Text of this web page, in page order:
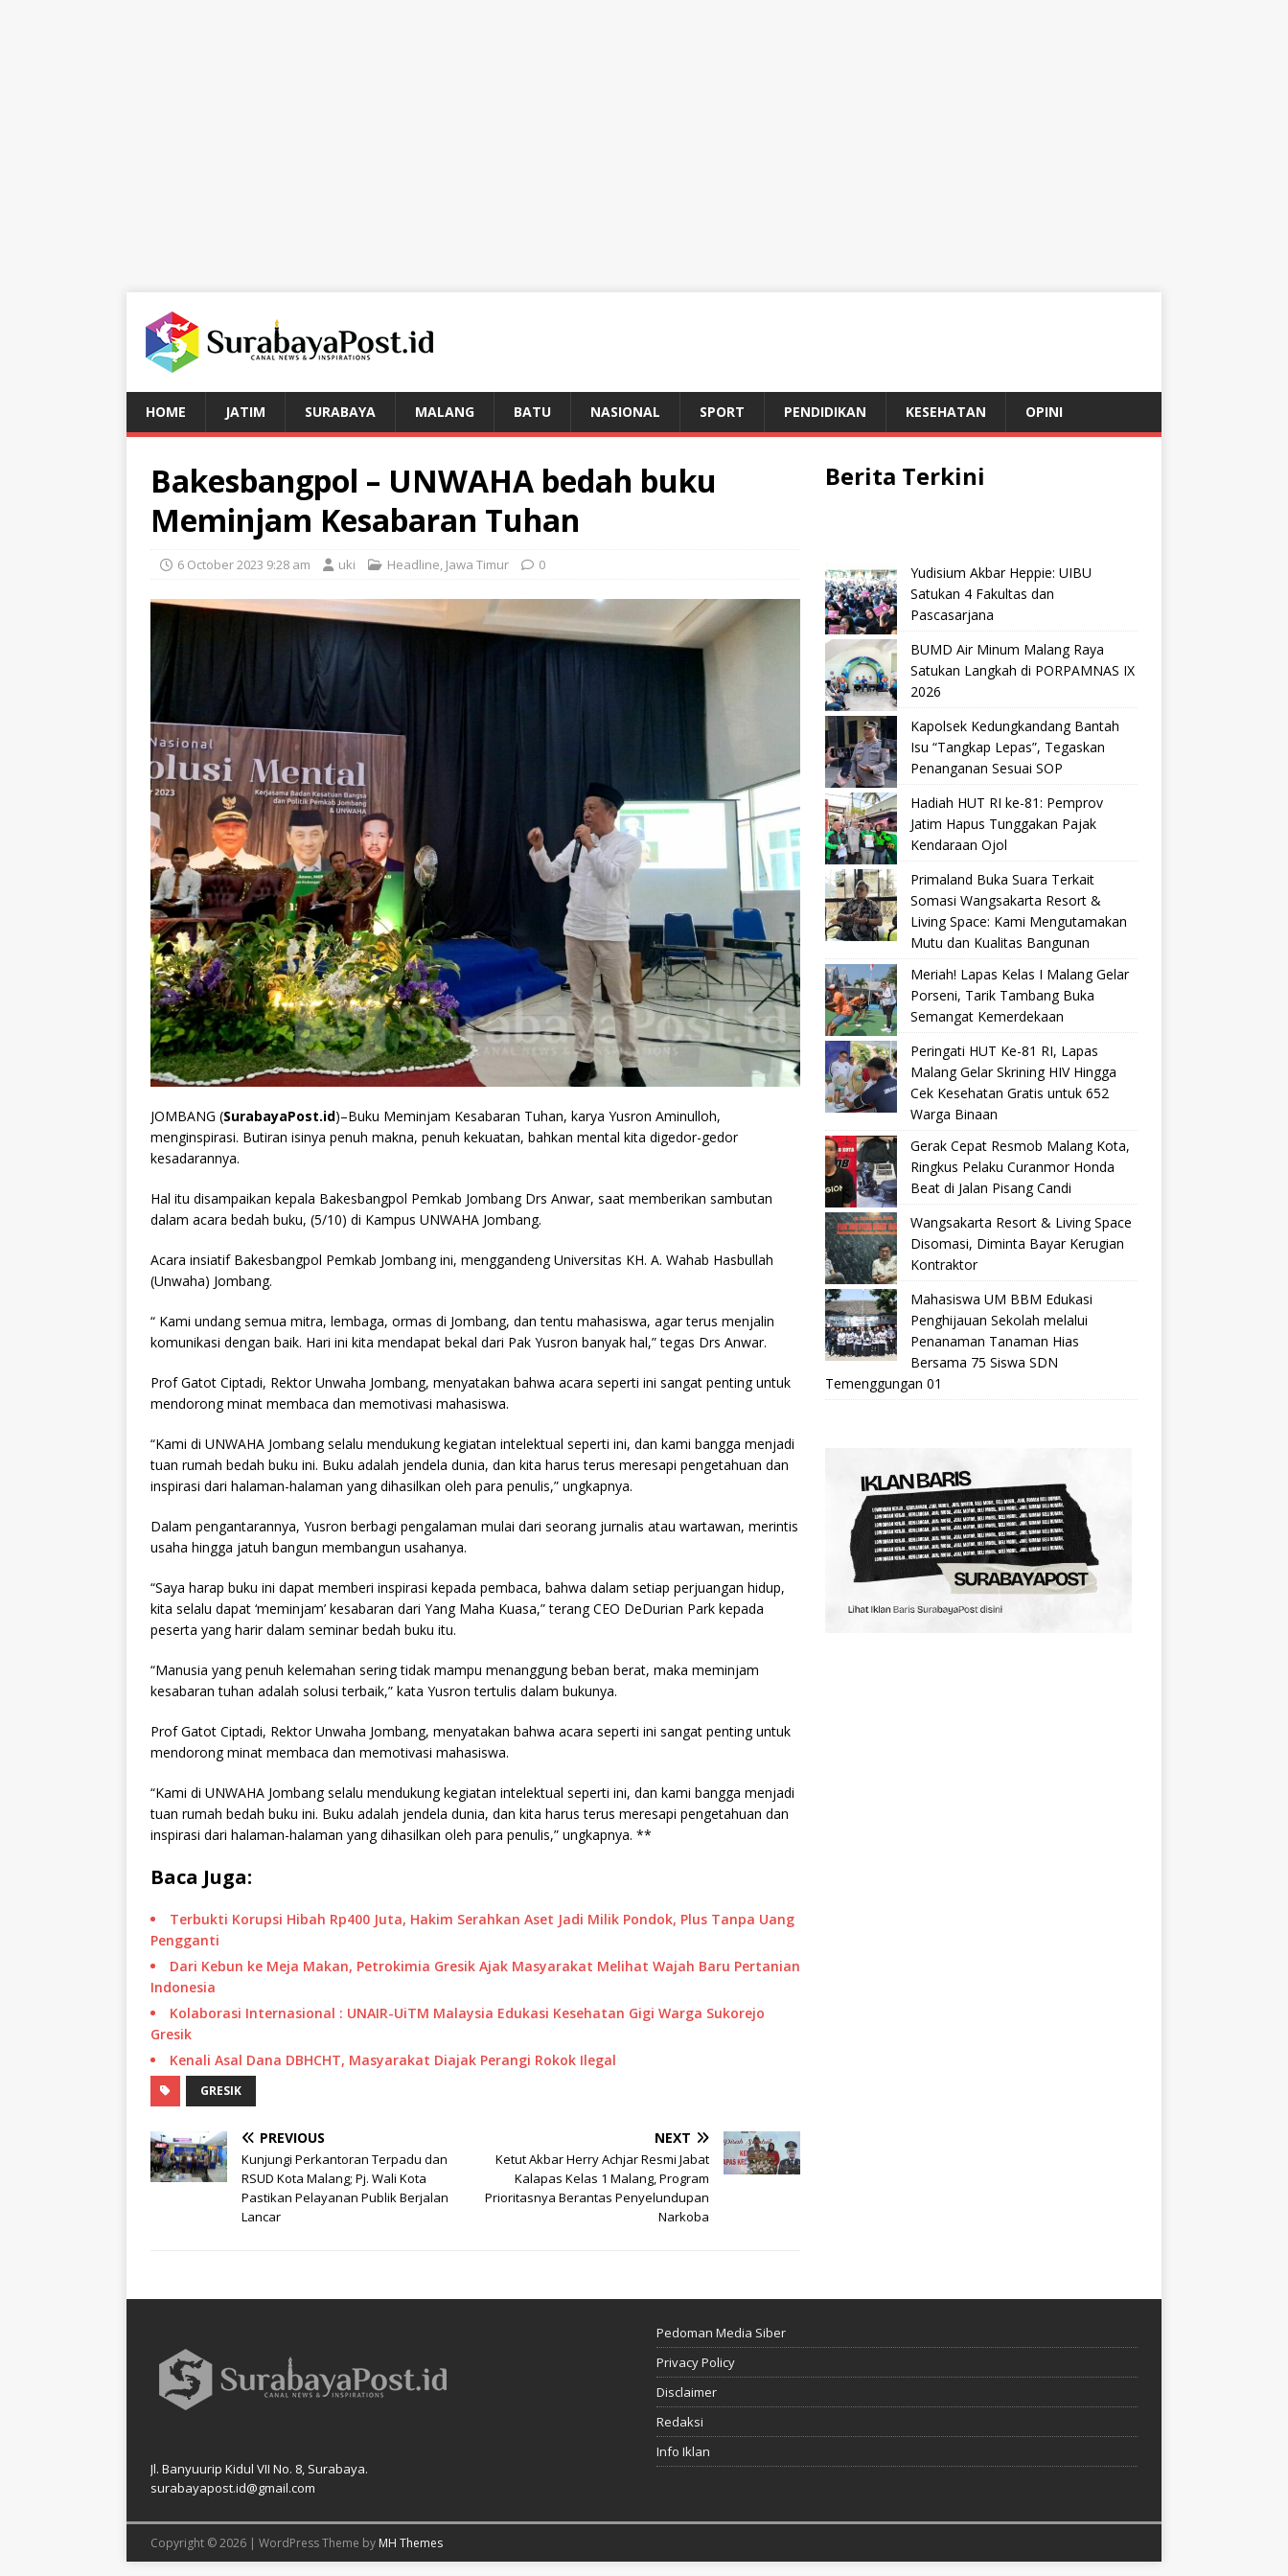
HOME JATIM SURABAYA MALANG BATU NASIONAL SPORT PENDIDIKAN KESEHATAN OPINI
Bakesbangpol – UNWAHA bedah buku
Meminjam Kesabaran Tuhan
6 October 2023 9:28 am uki Headline, Jawa Timur 0
JOMBANG (SurabayaPost.id)–Buku Meminjam Kesabaran Tuhan, karya Yusron Aminulloh,
menginspirasi. Butiran isinya penuh makna, penuh kekuatan, bahkan mental kita digedor-gedor
kesadarannya.
Hal itu disampaikan kepala Bakesbangpol Pemkab Jombang Drs Anwar, saat memberikan sambutan
dalam acara bedah buku, (5/10) di Kampus UNWAHA Jombang.
Acara insiatif Bakesbangpol Pemkab Jombang ini, menggandeng Universitas KH. A. Wahab Hasbullah
(Unwaha) Jombang.
“ Kami undang semua mitra, lembaga, ormas di Jombang, dan tentu mahasiswa, agar terus menjalin
komunikasi dengan baik. Hari ini kita mendapat bekal dari Pak Yusron banyak hal,” tegas Drs Anwar.
Prof Gatot Ciptadi, Rektor Unwaha Jombang, menyatakan bahwa acara seperti ini sangat penting untuk
mendorong minat membaca dan memotivasi mahasiswa.
“Kami di UNWAHA Jombang selalu mendukung kegiatan intelektual seperti ini, dan kami bangga menjadi
tuan rumah bedah buku ini. Buku adalah jendela dunia, dan kita harus terus meresapi pengetahuan dan
inspirasi dari halaman-halaman yang dihasilkan oleh para penulis,” ungkapnya.
Dalam pengantarannya, Yusron berbagi pengalaman mulai dari seorang jurnalis atau wartawan, merintis
usaha hingga jatuh bangun membangun usahanya.
“Saya harap buku ini dapat memberi inspirasi kepada pembaca, bahwa dalam setiap perjuangan hidup,
kita selalu dapat ‘meminjam’ kesabaran dari Yang Maha Kuasa,” terang CEO DeDurian Park kepada
peserta yang harir dalam seminar bedah buku itu.
“Manusia yang penuh kelemahan sering tidak mampu menanggung beban berat, maka meminjam
kesabaran tuhan adalah solusi terbaik,” kata Yusron tertulis dalam bukunya.
Prof Gatot Ciptadi, Rektor Unwaha Jombang, menyatakan bahwa acara seperti ini sangat penting untuk
mendorong minat membaca dan memotivasi mahasiswa.
“Kami di UNWAHA Jombang selalu mendukung kegiatan intelektual seperti ini, dan kami bangga menjadi
tuan rumah bedah buku ini. Buku adalah jendela dunia, dan kita harus terus meresapi pengetahuan dan
inspirasi dari halaman-halaman yang dihasilkan oleh para penulis,” ungkapnya. **
Baca Juga:
Terbukti Korupsi Hibah Rp400 Juta, Hakim Serahkan Aset Jadi Milik Pondok, Plus Tanpa Uang
Pengganti
Dari Kebun ke Meja Makan, Petrokimia Gresik Ajak Masyarakat Melihat Wajah Baru Pertanian
Indonesia
Kolaborasi Internasional : UNAIR-UiTM Malaysia Edukasi Kesehatan Gigi Warga Sukorejo
Gresik
Kenali Asal Dana DBHCHT, Masyarakat Diajak Perangi Rokok Ilegal
GRESIK
PREVIOUS
Kunjungi Perkantoran Terpadu dan
RSUD Kota Malang; Pj. Wali Kota
Pastikan Pelayanan Publik Berjalan
Lancar
NEXT
Ketut Akbar Herry Achjar Resmi Jabat
Kalapas Kelas 1 Malang, Program
Prioritasnya Berantas Penyelundupan
Narkoba
Berita Terkini
Yudisium Akbar Heppie: UIBU
Satukan 4 Fakultas dan
Pascasarjana
BUMD Air Minum Malang Raya
Satukan Langkah di PORPAMNAS IX
2026
Kapolsek Kedungkandang Bantah
Isu “Tangkap Lepas”, Tegaskan
Penanganan Sesuai SOP
Hadiah HUT RI ke-81: Pemprov
Jatim Hapus Tunggakan Pajak
Kendaraan Ojol
Primaland Buka Suara Terkait
Somasi Wangsakarta Resort &
Living Space: Kami Mengutamakan
Mutu dan Kualitas Bangunan
Meriah! Lapas Kelas I Malang Gelar
Porseni, Tarik Tambang Buka
Semangat Kemerdekaan
Peringati HUT Ke-81 RI, Lapas
Malang Gelar Skrining HIV Hingga
Cek Kesehatan Gratis untuk 652
Warga Binaan
Gerak Cepat Resmob Malang Kota,
Ringkus Pelaku Curanmor Honda
Beat di Jalan Pisang Candi
Wangsakarta Resort & Living Space
Disomasi, Diminta Bayar Kerugian
Kontraktor
Mahasiswa UM BBM Edukasi
Penghijauan Sekolah melalui
Penanaman Tanaman Hias
Bersama 75 Siswa SDN
Temenggungan 01
Jl. Banyuurip Kidul VII No. 8, Surabaya.
surabayapost.id@gmail.com
Pedoman Media Siber
Privacy Policy
Disclaimer
Redaksi
Info Iklan
Copyright © 2026 | WordPress Theme by MH Themes